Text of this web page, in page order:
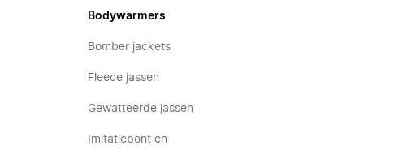
Bodywarmers
Bomber jackets
Fleece jassen
Gewatteerde jassen
Imitatiebont en